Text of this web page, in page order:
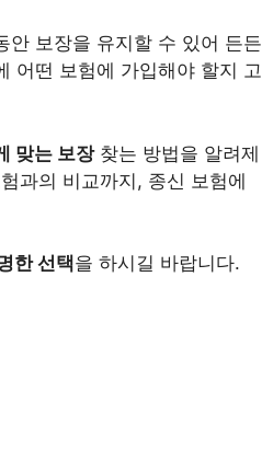
안 보장을 유지할 수 있어 든든
어떤 보험에 가입해야 할지 고
맞는 보장찾는 방법을 알려제
과의 비교까지, 종신 보험에
한 선택을 하시길 바랍니다.